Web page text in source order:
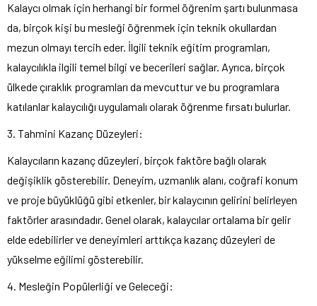
Kalaycı olmak için herhangi bir formel öğrenim şartı bulunmasa
da, birçok kişi bu mesleği öğrenmek için teknik okullardan
mezun olmayı tercih eder. İlgili teknik eğitim programları,
kalaycılıkla ilgili temel bilgi ve becerileri sağlar. Ayrıca, birçok
ülkede çıraklık programları da mevcuttur ve bu programlara
katılanlar kalaycılığı uygulamalı olarak öğrenme fırsatı bulurlar.
3. Tahmini Kazanç Düzeyleri:
Kalaycıların kazanç düzeyleri, birçok faktöre bağlı olarak
değişiklik gösterebilir. Deneyim, uzmanlık alanı, coğrafi konum
ve proje büyüklüğü gibi etkenler, bir kalaycının gelirini belirleyen
faktörler arasındadır. Genel olarak, kalaycılar ortalama bir gelir
elde edebilirler ve deneyimleri arttıkça kazanç düzeyleri de
yükselme eğilimi gösterebilir.
4. Mesleğin Popülerliği ve Geleceği: